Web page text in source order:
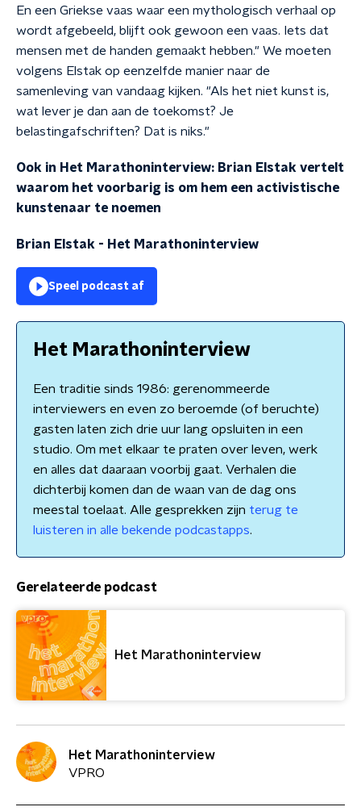
En een Griekse vaas waar een mythologisch verhaal op
wordt afgebeeld, blijft ook gewoon een vaas. Iets dat
mensen met de handen gemaakt hebben." We moeten
volgens Elstak op eenzelfde manier naar de
samenleving van vandaag kijken. "Als het niet kunst is,
wat lever je dan aan de toekomst? Je
belastingafschriften? Dat is niks."
Ook in Het Marathoninterview: Brian Elstak vertelt
waarom het voorbarig is om hem een activistische
kunstenaar te noemen
Brian Elstak - Het Marathoninterview
Speel podcast af
Het Marathoninterview
Een traditie sinds 1986: gerenommeerde
interviewers en even zo beroemde (of beruchte)
gasten laten zich drie uur lang opsluiten in een
studio. Om met elkaar te praten over leven, werk
en alles dat daaraan voorbij gaat. Verhalen die
dichterbij komen dan de waan van de dag ons
meestal toelaat. Alle gesprekken zijn terug te
luisteren in alle bekende podcastapps.
Gerelateerde podcast
Het Marathoninterview
Het Marathoninterview
VPRO